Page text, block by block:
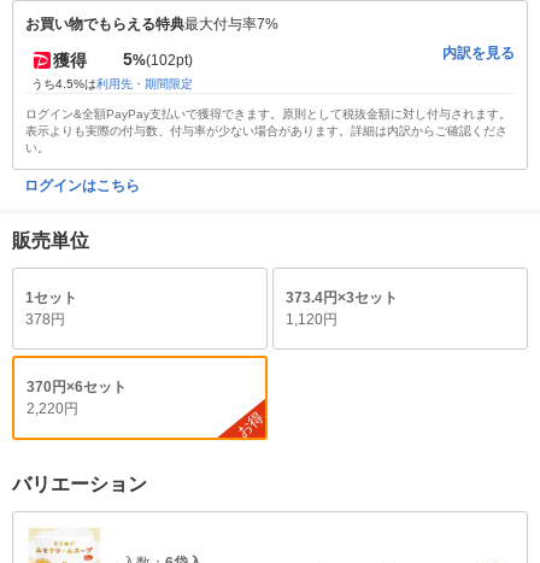
お買い物でもらえる特典最大付与率7%
獲得 5%(102pt)
うち4.5%は利用先・期間限定
内訳を見る
ログイン&全額PayPay支払いで獲得できます。原則として税抜金額に対し付与されます。
表示よりも実際の付与数、付与率が少ない場合があります。詳細は内訳からご確認くださ
い。
ログインはこちら
販売単位
1セット
378円
373.4円×3セット
1,120円
370円×6セット
2,220円
お得
バリエーション